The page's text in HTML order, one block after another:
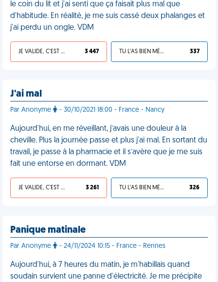
le coin du lit et j'ai senti que ça faisait plus mal que
d'habitude. En réalité, je me suis cassé deux phalanges et
j'ai perdu un ongle. VDM
JE VALIDE, C'EST UNE VDM 3 447 TU L'AS BIEN MÉRITÉ 337
J'ai mal
Par Anonyme - 30/10/2021 18:00 - France - Nancy
Aujourd'hui, en me réveillant, j’avais une douleur à la
cheville. Plus la journée passe et plus j'ai mal. En sortant du
travail, je passe à la pharmacie et il s’avère que je me suis
fait une entorse en dormant. VDM
JE VALIDE, C'EST UNE VDM 3 261 TU L'AS BIEN MÉRITÉ 326
Panique matinale
Par Anonyme - 24/11/2024 10:15 - France - Rennes
Aujourd'hui, à 7 heures du matin, je m'habillais quand
soudain survient une panne d'électricité. Je me précipite